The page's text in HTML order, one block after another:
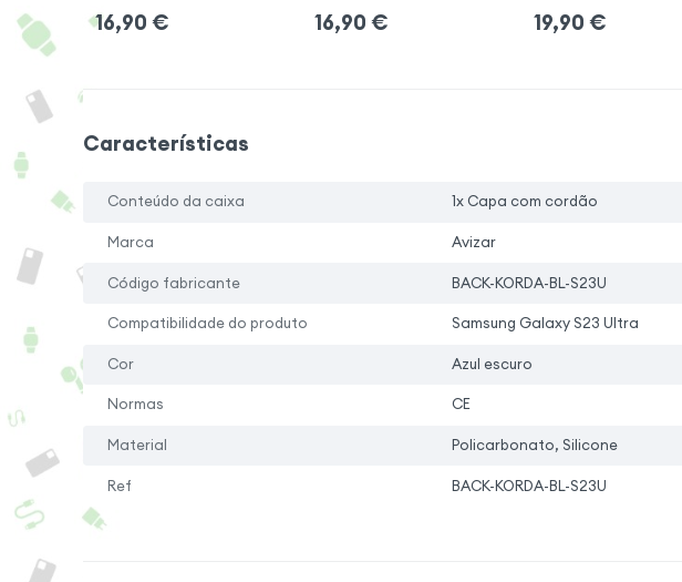
16,90 € 16,90 € 19,90 €
Características
Conteúdo da caixa 1x Capa com cordão
Marca Avizar
Código fabricante BACK-KORDA-BL-S23U
Compatibilidade do produto Samsung Galaxy S23 Ultra
Cor Azul escuro
Normas CE
Material Policarbonato, Silicone
Ref BACK-KORDA-BL-S23U